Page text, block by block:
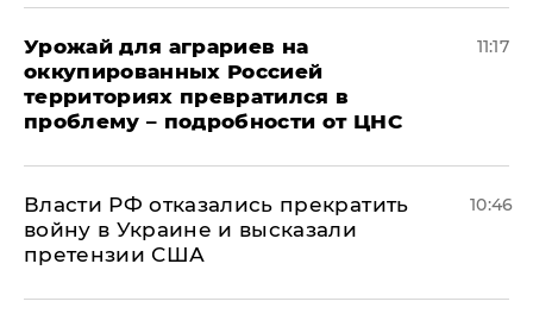
Урожай для аграриев на
оккупированных Россией
территориях превратился в
проблему – подробности от ЦНС
11:17
Власти РФ отказались прекратить
войну в Украине и высказали
претензии США
10:46